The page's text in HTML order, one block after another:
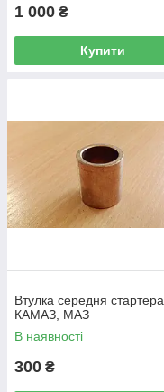
1 000 ₴
Купити
Втулка середня стартера
КАМАЗ, МАЗ
В наявності
300 ₴